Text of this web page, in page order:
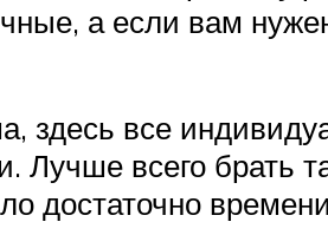
а если вам
здесь все
Лучше всего брать
достаточно